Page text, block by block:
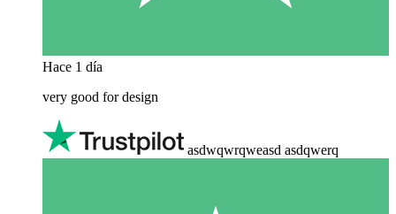
Hace 1 día
very good for design
asdwqwrqweasd asdqwerq